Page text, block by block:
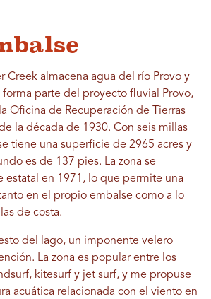
Creek almacena agua del río Provo y
forma parte del proyecto fluvial Provo,
Oficina de Recuperación de Tierras
la década de 1930. Con seis millas
tiene una superficie de 2965 acres y
es de 137 pies. La zona se
estatal en 1971, lo que permite una
en el propio embalse como a lo
de costa.
del lago, un imponente velero
La zona es popular entre los
kitesurf y jet surf, y me propuse
acuática relacionada con el viento en